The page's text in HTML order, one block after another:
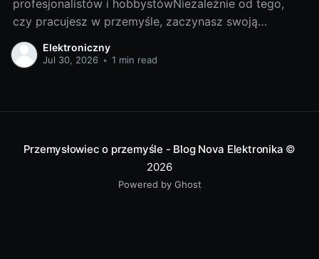
profesjonalistów i hobbystówNiezależnie od tego,
czy pracujesz w przemyśle, zaczynasz swoją
przygodę z hobbystycznym spawaniem, czy jesteś
gdzieś pomiędzy, salon spawalniczy to miejsce, które
dokładnie jest spawalnictwo. Spojrzenie na świat
Elektroniczny
Jul 30, 2026 • 1 min read
Przemysłowiec o przemyśle - Blog Nova Elektronika ©
2026
Powered by Ghost